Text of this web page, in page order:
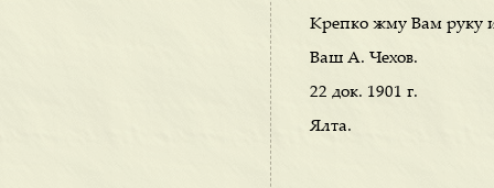
Крепко жму Вам руку
Ваш А. Чехов.
22 док. 1901 г.
Ялта.